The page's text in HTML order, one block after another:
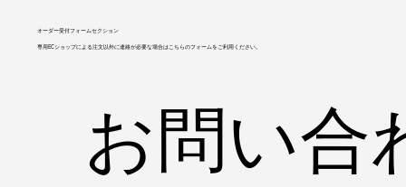
オーダー受付フォームセクション
専用ECショップによる注文以外に連絡が必要な場合はこちらのフォームをご利用ください。
お問い合